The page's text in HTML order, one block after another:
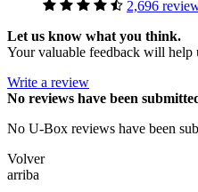
2,696
Let us know what you think.
Your valuable feedback will help
Write a review
No reviews have been
No U-Box reviews have been
Volver
arriba